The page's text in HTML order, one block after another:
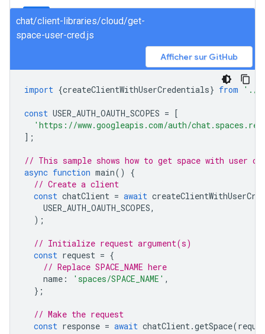
chat/client-libraries/cloud/get-
space-user-cred.js
Afficher sur GitHub
import {createClientWithUserCredentials} from './
const USER_AUTH_OAUTH_SCOPES = [
'https://www.googleapis.com/auth/
];
// This sample shows how to get space with user
async function main()
{
// Create a client
const chatClient = await
USER_AUTH_OAUTH_SCOPES,
);
// Initialize request argument(s)
const request = {
// Replace SPACE_NAME here
name : 'spaces/SPACE_NAME' ,
};
// Make the request
const response = await chatClient.getSpace(